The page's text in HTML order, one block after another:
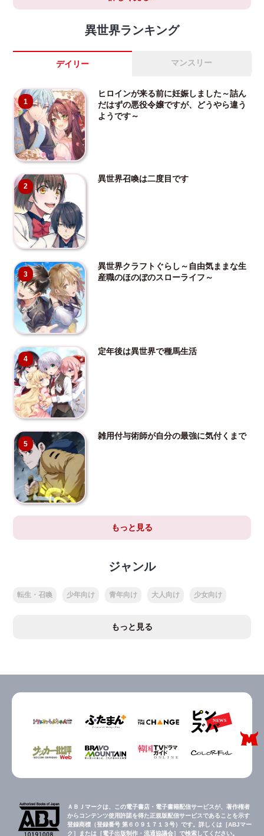
異世界ランキング
デイリー マンスリー
1
ヒロインが来る前に妊娠しました～詰ん
だはずの悪役令嬢ですが、どうやら違う
ようです～
2
異世界召喚は二度目です
3
異世界クラフトぐらし～自由気ままな生
産職のほのぼのスローライフ～
4
定年後は異世界で種馬生活
5
雑用付与術師が自分の最強に気付くまで
もっと見る
ジャンル
転生・召喚 少年向け 青年向け 大人向け 少女向け
もっと見る
ＡＢＪマークは、この電子書店・電子書籍配信サービスが、著作権者
からコンテンツ使用許諾を得た正規版配信サービスであることを示す
登録商標（登録番号 第６０９１７１３号）です。詳しくは［ABJマー
ク］または［電子出版制作・流通協議会］で検索してください。